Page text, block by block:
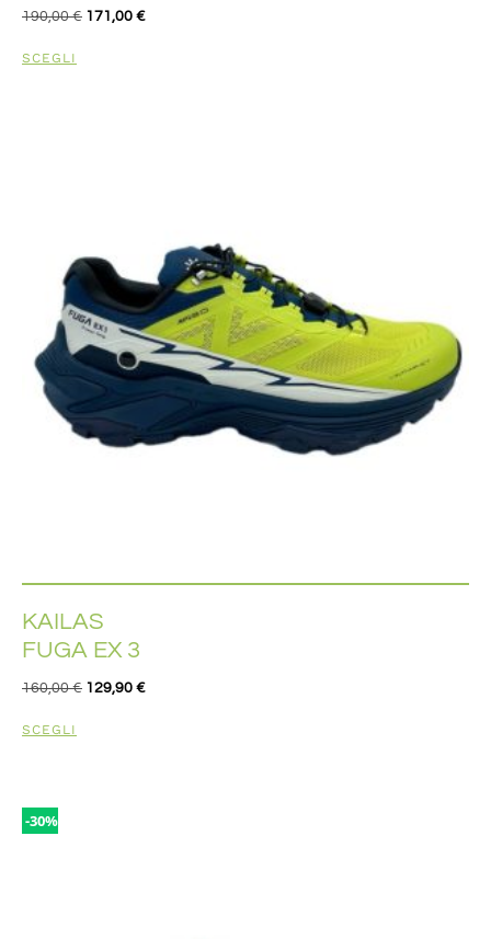
190,00€ 171,00 €
SCEGLI
KAILAS
FUGA EX 3
160,00€ 129,90 €
SCEGLI
-30%